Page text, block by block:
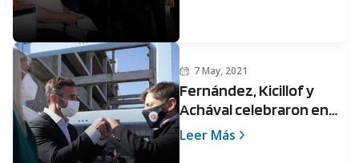
7 May, 2021
Fernández, Kicillof y
Achával celebraron en
Pilar haber llegado a los 3
Leer Más